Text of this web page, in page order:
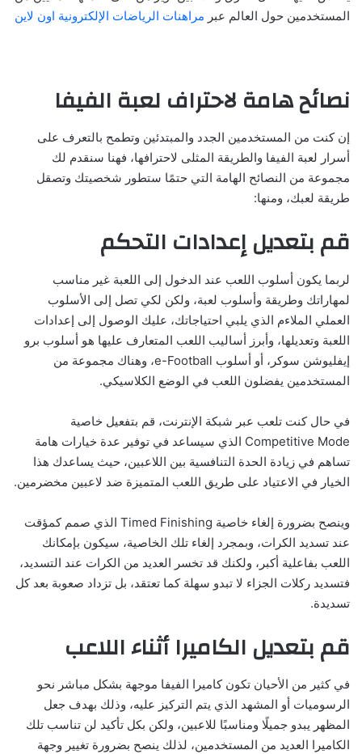
المستخدمين حول العالم عبر مراهنات الرياضات الإلكترونية اون لاين
نصائح هامة لاحتراف لعبة الفيفا
إن كنت من المستخدمين الجدد والمبتدئين وتطمح بالتعرف على
أسرار لعبة الفيفا والطريقة المثلى لاحترافها، فهنا سنقدم لك
مجموعة من النصائح الهامة التي حتمًا ستطور شخصيتك وتصقل
طريقة لعبك، ومنها:
قم بتعديل إعدادات التحكم
لربما يكون أسلوب اللعب عند الدخول إلى اللعبة غير مناسب
لمهاراتك وطريقة وأسلوب لعبة، ولكن لكي تصل إلى الأسلوب
العملي الملاءم الذي يلبي احتياجاتك، عليك الوصول إلى إعدادات
اللعبة وتعديلها، وأبرز أساليب اللعب المتعارف عليها هو أسلوب برو
إيفليوشن سوكر، أو أسلوب e-Football، وهناك مجموعة من
المستخدمين يفضلون اللعب في الوضع الكلاسيكي.
في حال كنت تلعب عبر شبكة الإنترنت، قم بتفعيل خاصية
Competitive Mode الذي سيساعد في توفير عدة خيارات هامة
تساهم في زيادة الحدة التنافسية بين اللاعبين، حيث يساعدك هذا
الخيار في الاعتياد على طريق اللعب المتميزة ضد لاعبين مخضرمين.
وينصح بضرورة إلغاء خاصية Timed Finishing الذي صمم كمؤقت
عند تسديد الكرات، وبمجرد إلغاء تلك الخاصية، سيكون بإمكانك
اللعب بفاعلية أكبر، ولكنك قد تخسر العديد من الكرات عند التسديد،
فتسديد ركلات الجزاء لا تبدو سهلة كما تعتقد، بل تزداد صعوبة بعد كل
تسديدة.
قم بتعديل الكاميرا أثناء اللاعب
في كثير من الأحيان تكون كاميرا الفيفا موجهة بشكل مباشر نحو
الرسوميات أو المشهد الذي يتم التركيز عليه، وذلك بهدف جعل
المظهر يبدو جميلًا ومناسبًا للاعبين، ولكن بكل تأكيد لن تناسب تلك
الكاميرا العديد من المستخدمين، لذلك ينصح بضرورة تغيير وجهة